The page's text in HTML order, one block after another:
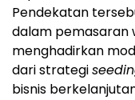
Pendekatan
dalam pemasaran
menghadirkan
dari strategi
bisnis